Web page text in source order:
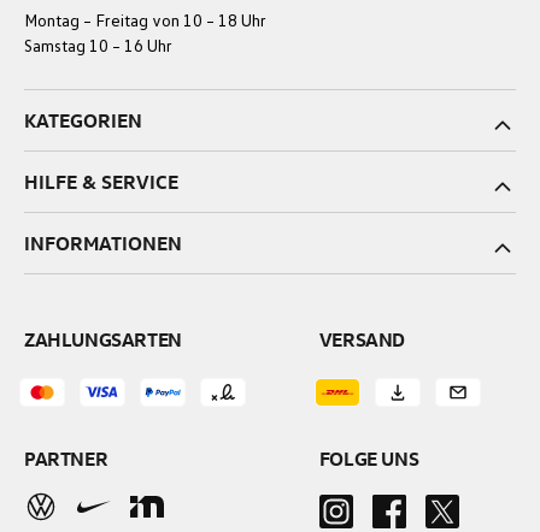
Montag – Freitag von 10 – 18 Uhr
Samstag 10 – 16 Uhr
KATEGORIEN
HILFE & SERVICE
INFORMATIONEN
PARTNER
VERSAND
ZAHLUNGSARTEN
FOLGE UNS